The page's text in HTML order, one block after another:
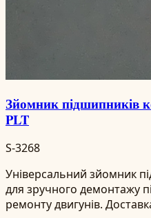
Зйомник підшипників
PLT
S-3268
Універсальний зйомник
для зручного демонтажу
ремонту двигунів.